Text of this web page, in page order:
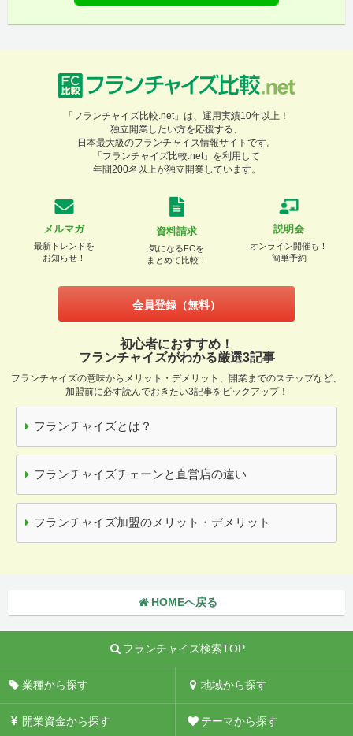
「フランチャイズ比較.net」は、運用実績10年以上！
独立開業したい方を応援する、
日本最大級のフランチャイズ情報サイトです。
「フランチャイズ比較.net」を利用して
年間200名以上が独立開業しています。
メルマガ
最新トレンドを
お知らせ！
資料請求
気になるFCを
まとめて比較！
説明会
オンライン開催も！
簡単予約
会員登録（無料）
初心者におすすめ！
フランチャイズがわかる厳選3記事
フランチャイズの意味からメリット・デメリット、開業までのステップなど、
加盟前に必ず読んでおきたい3記事をピックアップ！
フランチャイズとは？
フランチャイズチェーンと直営店の違い
フランチャイズ加盟のメリット・デメリット
HOMEへ戻る
フランチャイズ検索TOP
業種から探す 地域から探す
開業資金から探す テーマから探す